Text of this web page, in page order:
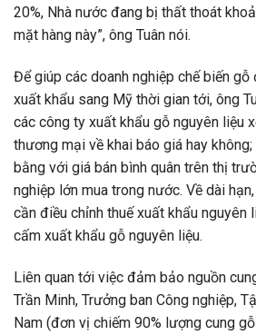
20%, Nhà nước đang bị thất thoát
mặt hàng này”, ông Tuân nói.
Để giúp các doanh nghiệp chế biến
xuất khẩu sang Mỹ thời gian tới, ông
các công ty xuất khẩu gỗ nguyên liệu
thương mại về khai báo giá hay
bằng với giá bán bình quân trên thị
nghiệp lớn mua trong nước. Về dài
cần điều chỉnh thuế xuất khẩu nguyên
cấm xuất khẩu gỗ nguyên liệu.
Liên quan tới việc đảm bảo nguồn
Trần Minh, Trưởng ban Công nghiệp,
Nam (đơn vị chiếm 90% lượng cung